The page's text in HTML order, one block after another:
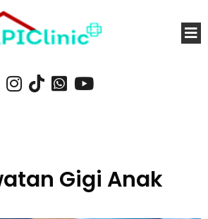
Gigi Anak